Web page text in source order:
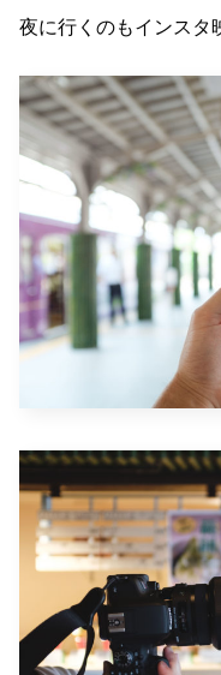
夜に行くのもインスタ